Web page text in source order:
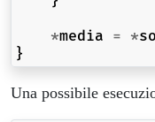
*media = *
}
Una possibile